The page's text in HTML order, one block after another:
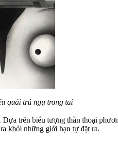
quái trú ngụ trong tai
Dựa trên biểu tượng thần thoại
khỏi những giới hạn tự đặt ra.